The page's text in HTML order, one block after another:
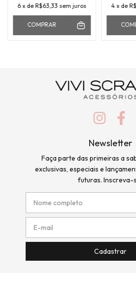
6 x de R$63,33 sem juros
COMPRAR
4 x de
Newsletter
Faça parte das primeiras a
exclusivas, especiais e
futuras. Inscreva-